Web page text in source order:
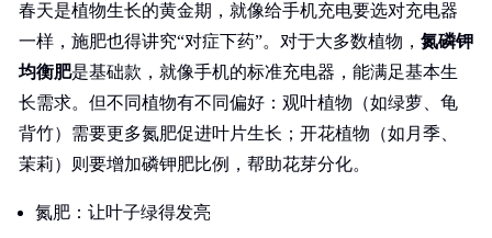
春天是植物生长的黄金期，就像给手机充电要选对充电器
一样，施肥也得讲究“对症下药”。对于大多数植物， 氮磷钾
均衡肥是基础款，就像手机的标准充电器，能满足基本生
长需求。但不同植物有不同偏好：观叶植物（如绿萝、龟
背竹）需要更多氮肥促进叶片生长；开花植物（如月季、
茉莉）则要增加磷钾肥比例，帮助花芽分化。
氮肥：让叶子绿得发亮